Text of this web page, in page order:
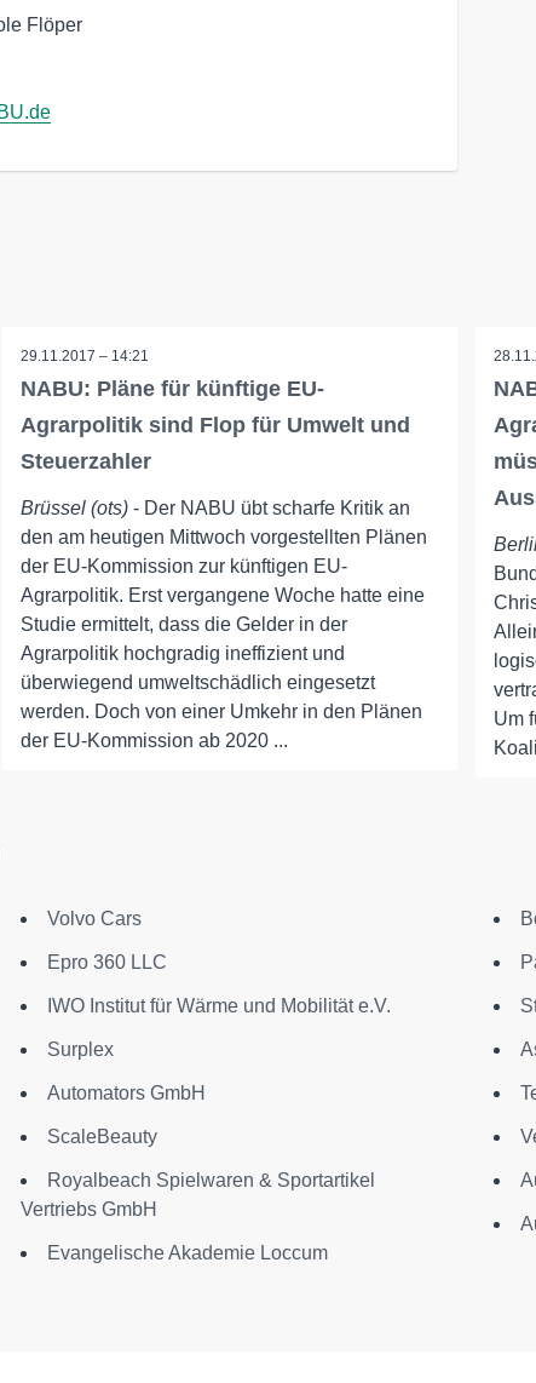
Flöper
29.11.2017 – 14:21
NABU: Pläne für künftige EU-
Agrarpolitik sind Flop für Umwelt und
Steuerzahler
Brüssel (ots)- Der NABU übt scharfe Kritik an
den am heutigen Mittwoch vorgestellten Plänen
der EU-Kommission zur künftigen EU-
Agrarpolitik. Erst vergangene Woche hatte eine
Studie ermittelt, dass die Gelder in der
Agrarpolitik hochgradig ineffizient und
überwiegend umweltschädlich eingesetzt
werden. Doch von einer Umkehr in den Plänen
der EU-Kommission ab 2020 ...
Um
Volvo Cars
Epro 360 LLC
IWO Institut für Wärme und Mobilität e.V.
Surplex
Automators GmbH
ScaleBeauty
Royalbeach Spielwaren & Sportartikel
Vertriebs GmbH
Evangelische Akademie Loccum